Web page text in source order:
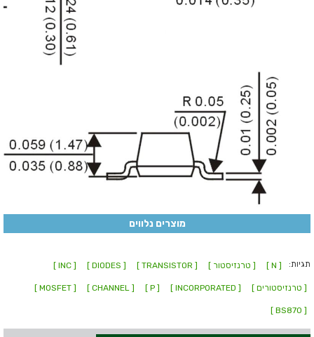
מוצרים נלווים
תגיות: [ N ] [ טרנזיסטור ] [ TRANSISTOR ]
[ DIODES ]
[ INC ]
[ טרנזיסטורים ] [ INCORPORATED ]
[ P ]
[ CHANNEL ]
[ MOSFET ]
[ BS870 ]